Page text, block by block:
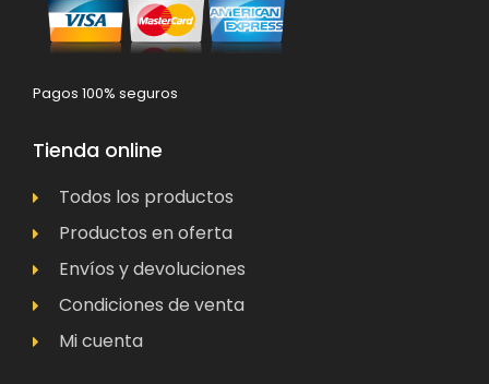
Pagos 100% seguros
Tienda online
Todos los productos
Productos en oferta
Envíos y devoluciones
Condiciones de venta
Mi cuenta